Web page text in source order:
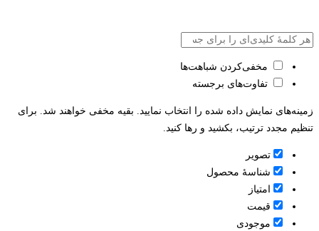
مخفی‌کردن شباهت‌ها
تفاوت‌های برجسته
زمینه‌های نمایش داده شده را انتخاب نمایید. بقیه مخفی خواهند شد. برای
تنظیم مجدد ترتیب، بکشید و رها کنید.
تصویر
شناسۀ محصول
امتیاز
قيمت
موجودی